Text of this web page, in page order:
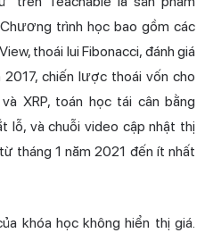
trình học bao gồm các
thoái lui Fibonacci, đánh giá
chiến lược thoái vốn cho
XRP, toán học tái cân bằng
lỗ, và chuỗi video cập nhật thị
tháng 1 năm 2021 đến ít nhất
khóa học không hiển thị giá.